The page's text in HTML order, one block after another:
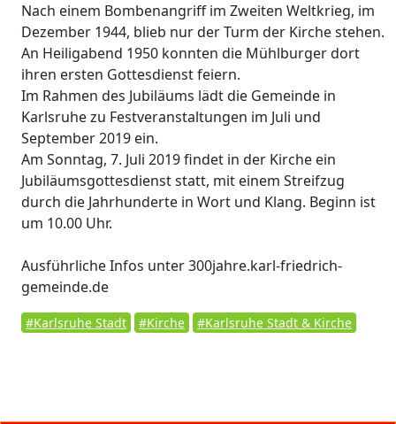
Nach einem Bombenangriff im Zweiten Weltkrieg, im
Dezember 1944, blieb nur der Turm der Kirche stehen.
An Heiligabend 1950 konnten die Mühlburger dort
ihren ersten Gottesdienst feiern.
Im Rahmen des Jubiläums lädt die Gemeinde in
Karlsruhe zu Festveranstaltungen im Juli und
September 2019 ein.
Am Sonntag, 7. Juli 2019 findet in der Kirche ein
Jubiläumsgottesdienst statt, mit einem Streifzug
durch die Jahrhunderte in Wort und Klang. Beginn ist
um 10.00 Uhr.
Ausführliche Infos unter 300jahre.karl-friedrich-
gemeinde.de
#Karlsruhe Stadt #Kirche #Karlsruhe Stadt & Kirche